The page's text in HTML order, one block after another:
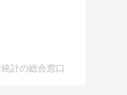
計の総合窓口